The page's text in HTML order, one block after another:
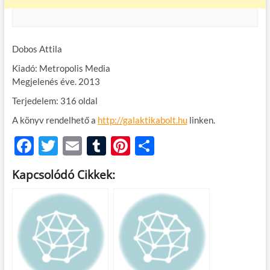
Dobos Attila
Kiadó: Metropolis Media
Megjelenés éve. 2013
Terjedelem: 316 oldal
A könyv rendelhető a http://galaktikabolt.hulinken.
F
ac
e
b
o
o
k
T
w
itt
er
E
m
ail
T
u
m
Pi
es
O
m
e
g
Kapcsolódó Cikkek: